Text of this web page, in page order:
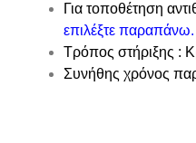
Για τοποθέτηση
επιλέξτε παραπάνω.
Τρόπος στήριξης :
Συνήθης χρόνος